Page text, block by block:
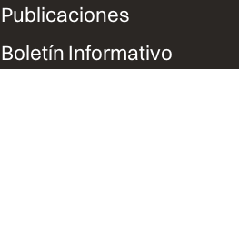
Publicaciones
Boletín Informativo